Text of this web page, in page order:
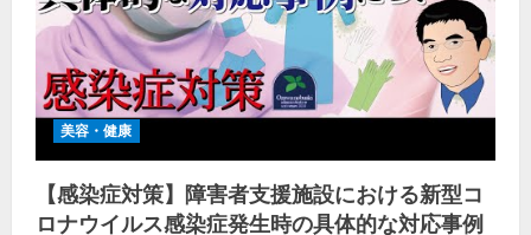
美容・健康
【感染症対策】障害者支援施設における新型コ
ロナウイルス感染症発生時の具体的な対応事例